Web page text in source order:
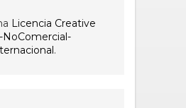
Licencia Creative
.